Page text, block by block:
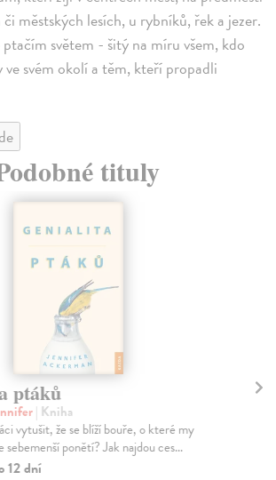
městských lesích, u rybníků, řek a jezer.
světem - šitý na míru všem, kdo
svém okolí a těm, kteří propadli
tituly
ptáků
| Kniha
vytušit, že se blíží bouře, o které my
sebemenší ponětí? Jak najdou ces...
12 dní